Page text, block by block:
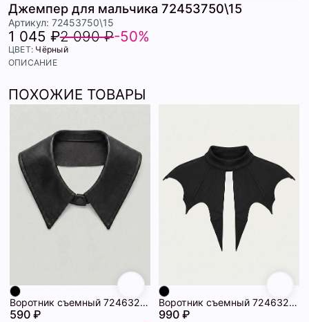
Джемпер для мальчика 72453750\15
Артикул: 72453750\15
1 045 ₽2 090 ₽-50%
ЦВЕТ: Чёрный
ОПИСАНИЕ
ПОХОЖИЕ ТОВАРЫ
Воротник съемный 72463234\15
590 ₽
Воротник съемный 72463233\15
990 ₽